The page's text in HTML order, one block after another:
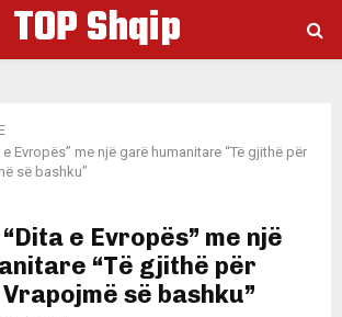
TOP Shqip
Evropës” me një garë humanitare “Të gjithë për
së bashku”
e Evropës” me një
“Të gjithë për
së bashku”